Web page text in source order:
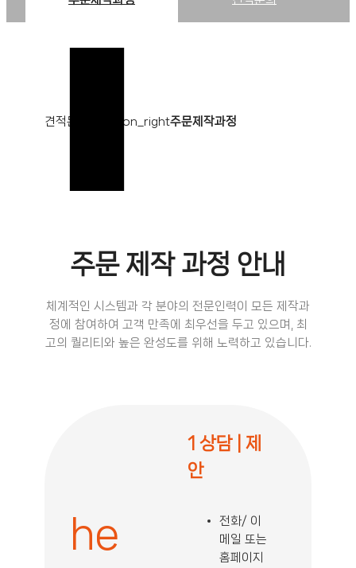
견적문의 chevron_right주문제작과정
주문 제작 과정 안내
체계적인 시스템과 각 분야의 전문인력이 모든 제작과
정에 참여하여 고객 만족에 최우선을 두고 있으며, 최
고의 퀄리티와 높은 완성도를 위해 노력하고 있습니다.
he
1 상담 | 제
안
전화/ 이
메일 또는
홈페이지